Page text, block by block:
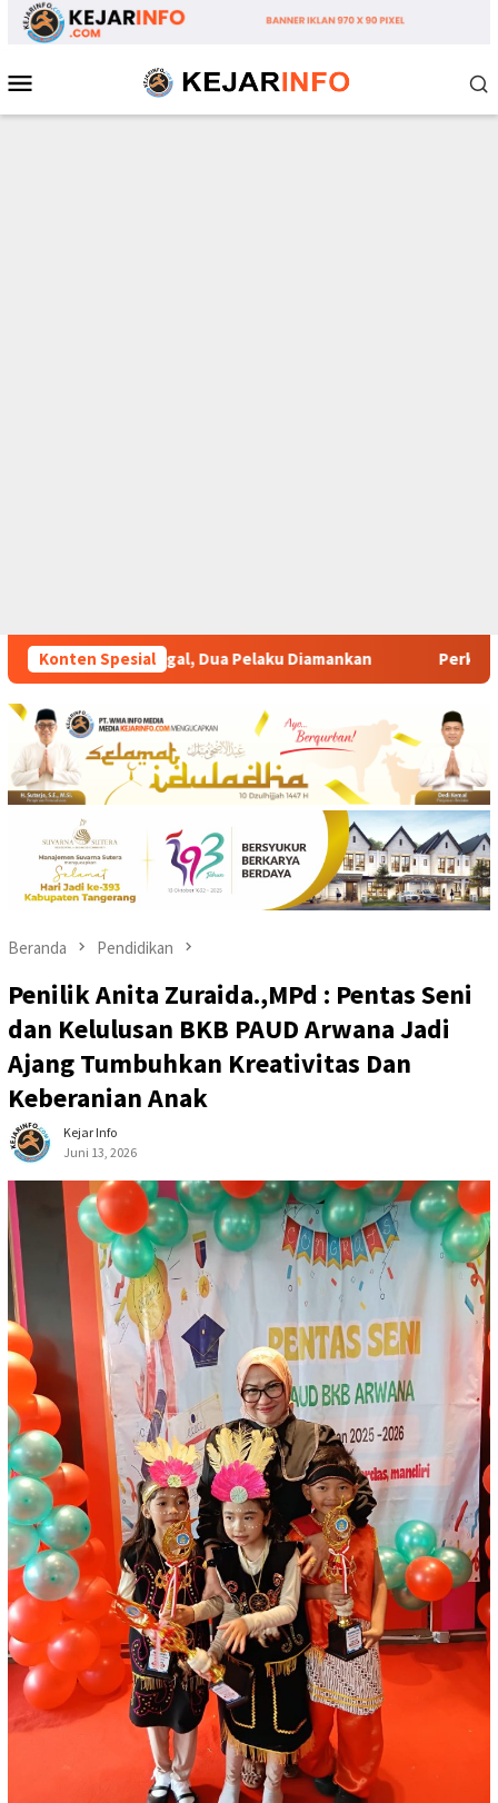
Loncat
Mobile
Konten SpesialPerkuat Pelatihan Vokasi Berbasis Industri
Beranda Pendidikan
Penilik Anita Zuraida.,MPd : Pentas Seni
dan Kelulusan BKB PAUD Arwana Jadi
Ajang Tumbuhkan Kreativitas Dan
Keberanian Anak
Kejar Info
Juni 13, 2026